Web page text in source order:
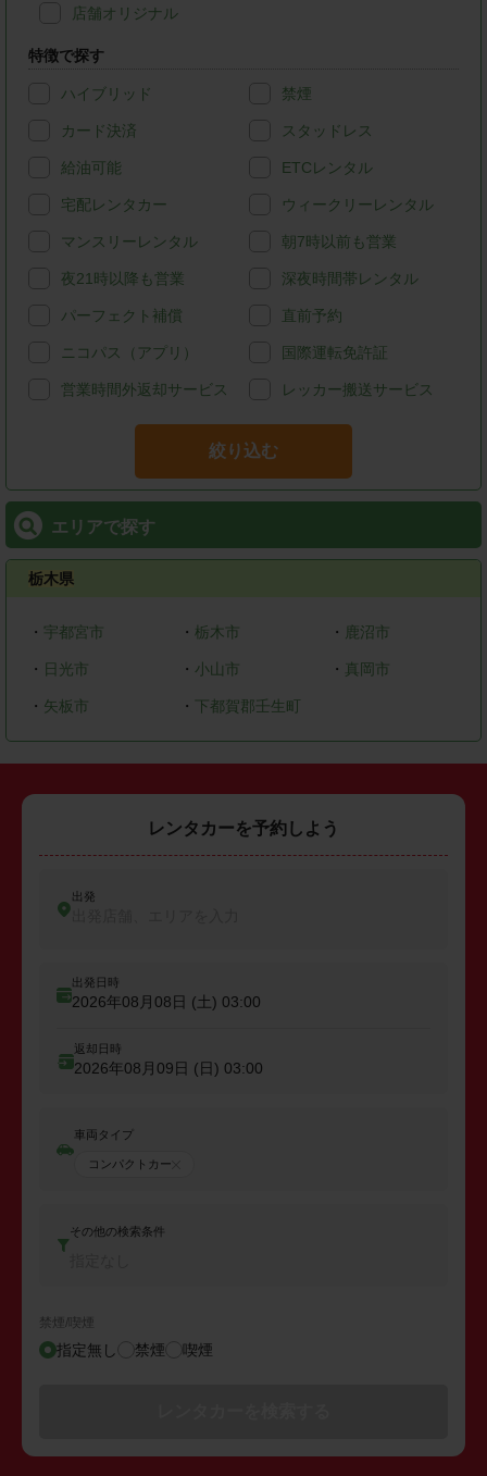
店舗オリジナル
特徴で探す
ハイブリッド 禁煙
カード決済 スタッドレス
給油可能 ETCレンタル
宅配レンタカー ウィークリーレンタル
マンスリーレンタル 朝7時以前も営業
夜21時以降も営業 深夜時間帯レンタル
パーフェクト補償 直前予約
ニコパス（アプリ） 国際運転免許証
営業時間外返却サービス レッカー搬送サービス
絞り込む
エリアで探す
栃木県
・ 宇都宮市 ・ 栃木市 ・ 鹿沼市
・ 日光市 ・ 小山市 ・ 真岡市
・ 矢板市 ・ 下都賀郡壬生町
レンタカーを予約しよう
出発
出発日時
2026年08月08日 (土) 03:00
返却日時
2026年08月09日 (日) 03:00
車両タイプ
コンパクトカー
その他の検索条件
禁煙/喫煙
指定無し 禁煙 喫煙